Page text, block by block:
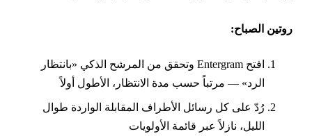
الصباح:
افتح Entergram وتحقق من المرشح الذكي «بانتظار
الرد» — مرتباً حسب مدة الانتظار، الأطول أولاً
رُدّ على كل رسائل الأطراف المقابلة الواردة طوال
الليل، نازلاً عبر قائمة الأولويات